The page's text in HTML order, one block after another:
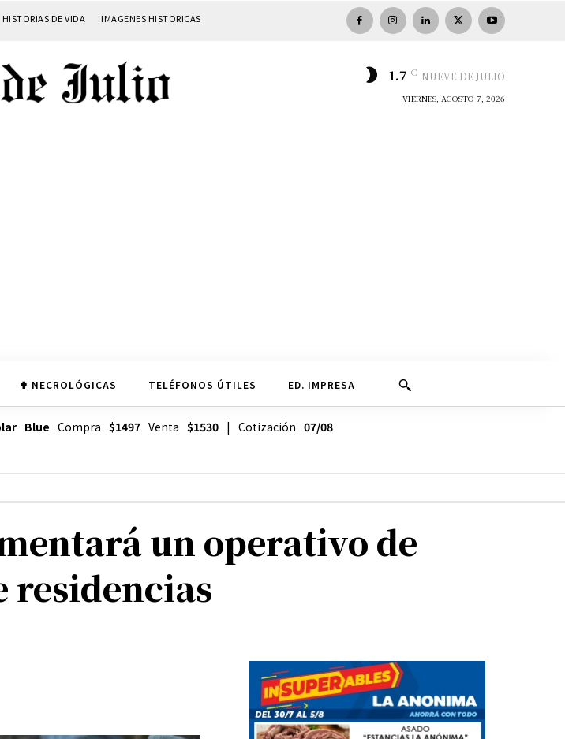
HISTORIAS DE VIDA IMAGENES HISTORICAS
1.7 C NUEVE DE JULIO
VIERNES, AGOSTO 7, 2026
✟ NECROLÓGICAS TELÉFONOS ÚTILES ED. IMPRESA
Blue Compra $1497Venta $1530| Cotización 07/08
un operativo de
residencias